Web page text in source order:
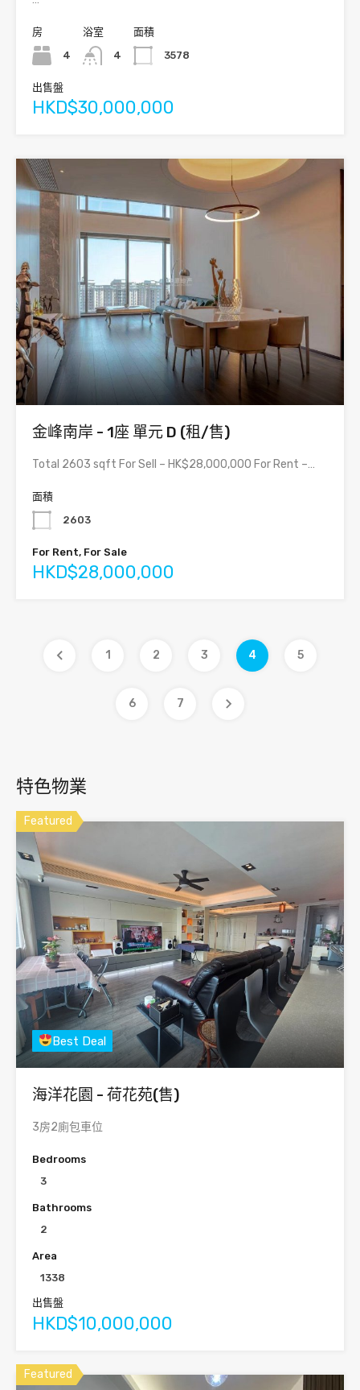
房
4
浴室
4
面積
3578
出售盤
HKD$30,000,000
金峰南岸 - 1座 單元 D (租/售)
Total 2603 sqft For Sell – HK$28,000,000 For Rent –…
面積
2603
For Rent, For Sale
HKD$28,000,000
1 2 3 4 5
6 7
特色物業
Featured
Best Deal
海洋花園 - 荷花苑(售)
3房2廁包車位
Bedrooms
3
Bathrooms
2
Area
1338
出售盤
HKD$10,000,000
Featured